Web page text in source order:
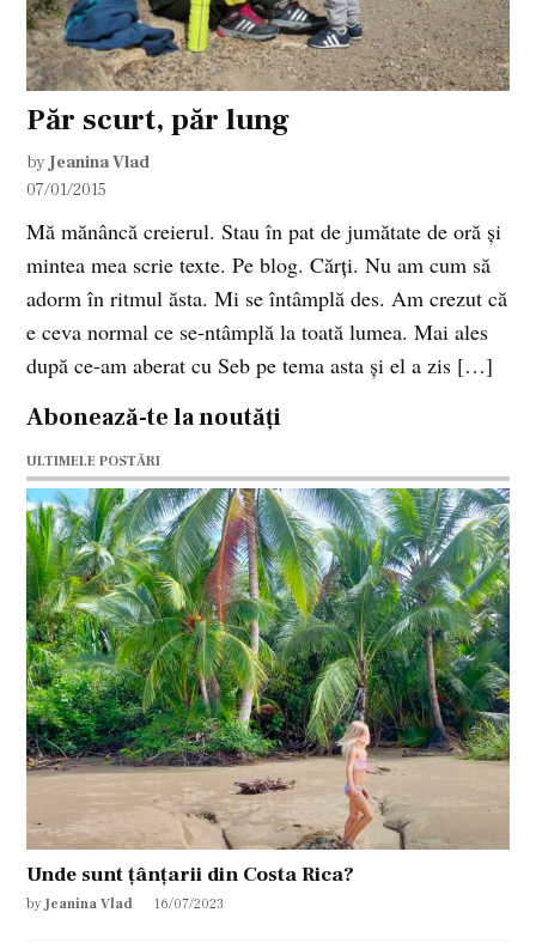
Păr scurt, păr lung
by Jeanina Vlad
07/01/2015
Mă mănâncă creierul. Stau în pat de jumătate de oră și
mintea mea scrie texte. Pe blog. Cărți. Nu am cum să
adorm în ritmul ăsta. Mi se întâmplă des. Am crezut că
e ceva normal ce se-ntâmplă la toată lumea. Mai ales
după ce-am aberat cu Seb pe tema asta și el a zis […]
Abonează-te la noutăți
ULTIMELE POSTĂRI
Unde sunt țânțarii din Costa Rica?
by Jeanina Vlad 16/07/2023